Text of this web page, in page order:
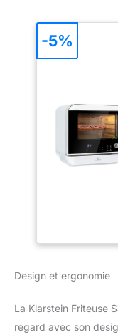
-5%
Design et ergonomie
La Klarstein Friteuse
regard avec son